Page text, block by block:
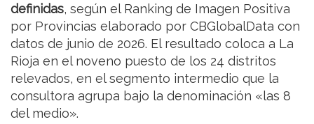
definidas, según el Ranking de Imagen Positiva
por Provincias elaborado por CBGlobalData con
datos de junio de 2026. El resultado coloca a La
Rioja en el noveno puesto de los 24 distritos
relevados, en el segmento intermedio que la
consultora agrupa bajo la denominación «las 8
del medio».